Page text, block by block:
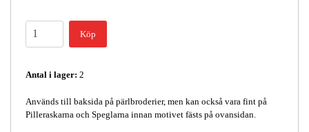
Köp
Antal i lager: 2
Används till baksida på pärlbroderier, men kan också vara fint på
Pilleraskarna och Speglarna innan motivet fästs på ovansidan.